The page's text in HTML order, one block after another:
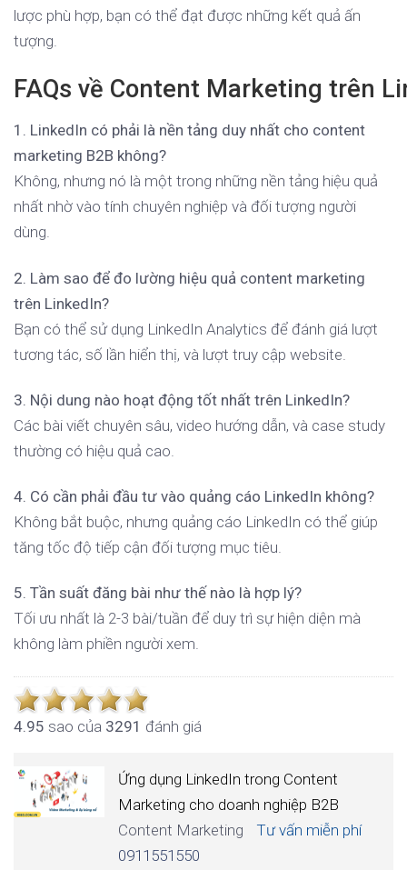
lược phù hợp, bạn có thể đạt được những kết quả ấn
tượng.
FAQs về Content Marketing trên
1. LinkedIn có phải là nền tảng duy nhất cho content
marketing B2B không?
Không, nhưng nó là một trong những nền tảng hiệu quả
nhất nhờ vào tính chuyên nghiệp và đối tượng người
dùng.
2. Làm sao để đo lường hiệu quả content marketing
trên LinkedIn?
Bạn có thể sử dụng LinkedIn Analytics để đánh giá lượt
tương tác, số lần hiển thị, và lượt truy cập website.
3. Nội dung nào hoạt động tốt nhất trên LinkedIn?
Các bài viết chuyên sâu, video hướng dẫn, và case study
thường có hiệu quả cao.
4. Có cần phải đầu tư vào quảng cáo LinkedIn không?
Không bắt buộc, nhưng quảng cáo LinkedIn có thể giúp
tăng tốc độ tiếp cận đối tượng mục tiêu.
5. Tần suất đăng bài như thế nào là hợp lý?
Tối ưu nhất là 2-3 bài/tuần để duy trì sự hiện diện mà
không làm phiền người xem.
4.95 sao của 3291 đánh giá
Ứng dụng LinkedIn trong Content
Marketing cho doanh nghiệp B2B
Content Marketing
Tư vấn miễn phí
0911551550